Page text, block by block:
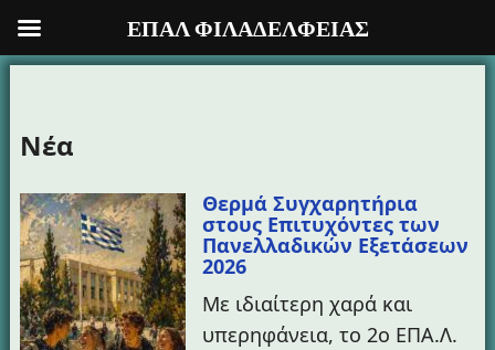
περιεχόμενο
Νέα
Θερμά Συγχαρητήρια
στους Επιτυχόντες των
Πανελλαδικών Εξετάσεων
2026
Με ιδιαίτερη χαρά και
υπερηφάνεια, το 2ο ΕΠΑ.Λ.
ΕΠΑΛ ΦΙΛΑΔΕΛΦΕΙΑΣ